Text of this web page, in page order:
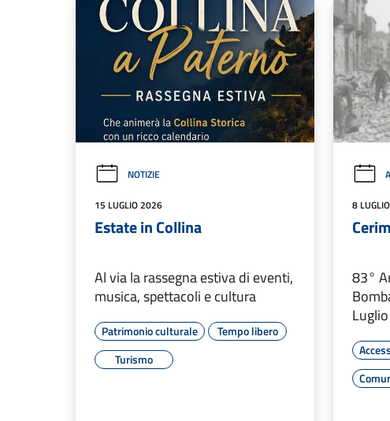
NOTIZIE
15 LUGLIO 2026
Estate in Collina
Al via la rassegna estiva di eventi,
musica, spettacoli e cultura
Patrimonio culturale
Tempo libero
Turismo
8
83°